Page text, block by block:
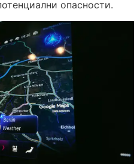
опасности.